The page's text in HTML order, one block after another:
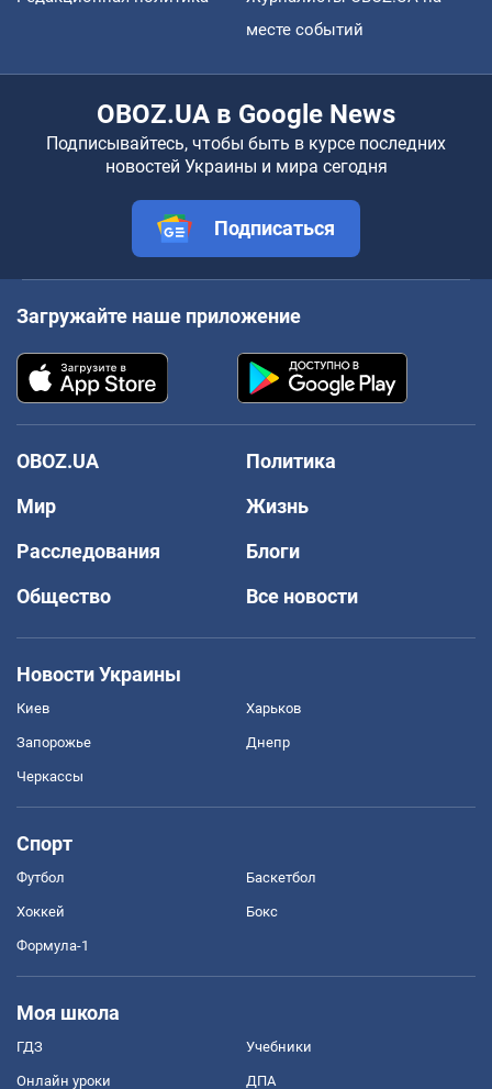
месте событий
OBOZ.UA в Google News
Подписывайтесь, чтобы быть в курсе последних
новостей Украины и мира сегодня
Подписаться
Загружайте наше приложение
OBOZ.UA
Политика
Мир
Жизнь
Расследования
Блоги
Общество
Все новости
Новости Украины
Киев Харьков
Запорожье Днепр
Черкассы
Спорт
Футбол Баскетбол
Хоккей Бокс
Формула-1
Моя школа
ГДЗ Учебники
Онлайн уроки ДПА